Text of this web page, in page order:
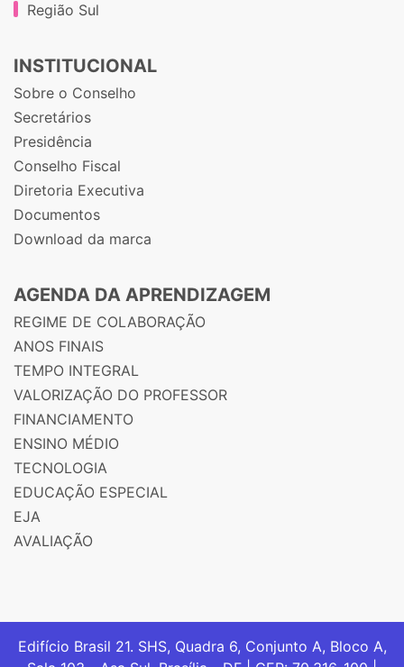
Região Sul
INSTITUCIONAL
Sobre o Conselho
Secretários
Presidência
Conselho Fiscal
Diretoria Executiva
Documentos
Download da marca
AGENDA DA APRENDIZAGEM
REGIME DE COLABORAÇÃO
ANOS FINAIS
TEMPO INTEGRAL
VALORIZAÇÃO DO PROFESSOR
FINANCIAMENTO
ENSINO MÉDIO
TECNOLOGIA
EDUCAÇÃO ESPECIAL
EJA
AVALIAÇÃO
Edifício Brasil 21. SHS, Quadra 6, Conjunto A, Bloco A,